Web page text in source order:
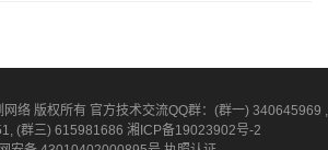
络 版权所有 官方技术交流QQ群：(群一) 340645969 ,
(群三) 615981686 湘ICP备19023902号-2